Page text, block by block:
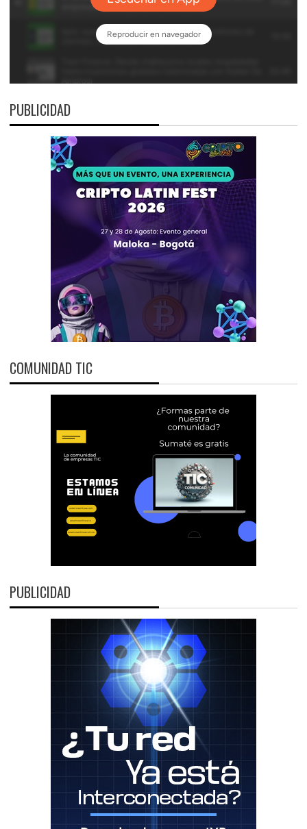
PUBLICIDAD
COMUNIDAD TIC
PUBLICIDAD